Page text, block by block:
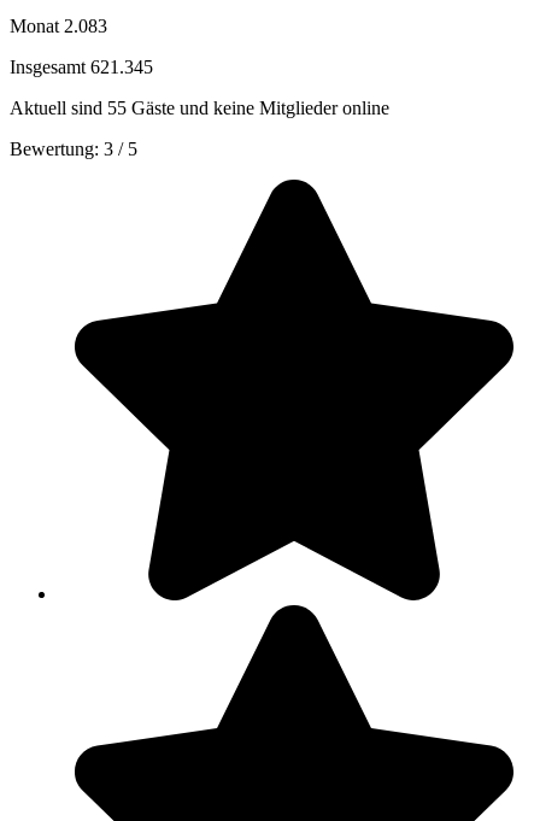
Monat 2.083
Insgesamt 621.345
Aktuell sind 55 Gäste und keine Mitglieder online
Bewertung: 3 / 5